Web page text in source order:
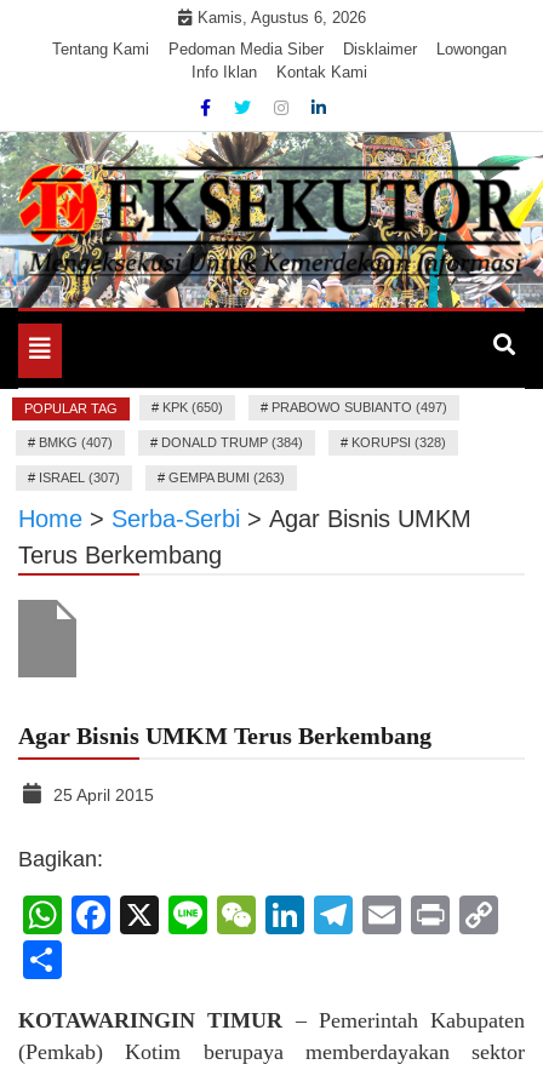
Kamis, Agustus 6, 2026
Tentang Kami
Pedoman Media Siber Disklaimer
Lowongan
Info Iklan
Kontak Kami
EKSEKUTOR
Mengeksekusi Berita Untuk Kemerdekaan dan Keadilan
Toggle
navigation
POPULAR TAG # KPK (650) # PRABOWO SUBIANTO (497)
# BMKG (407) # DONALD TRUMP (384) # KORUPSI (328)
# ISRAEL (307) # GEMPA BUMI (263)
Home > Serba-Serbi > Agar Bisnis UMKM
Terus Berkembang
Agar Bisnis UMKM Terus Berkembang
25 April 2015
Bagikan:
WhatsApp
Facebook
X LineWeChat
LinkedIn
Telegram
Email
Print
KOTAWARINGIN TIMUR – Pemerintah Kabupaten
(Pemkab) Kotim berupaya memberdayakan sektor